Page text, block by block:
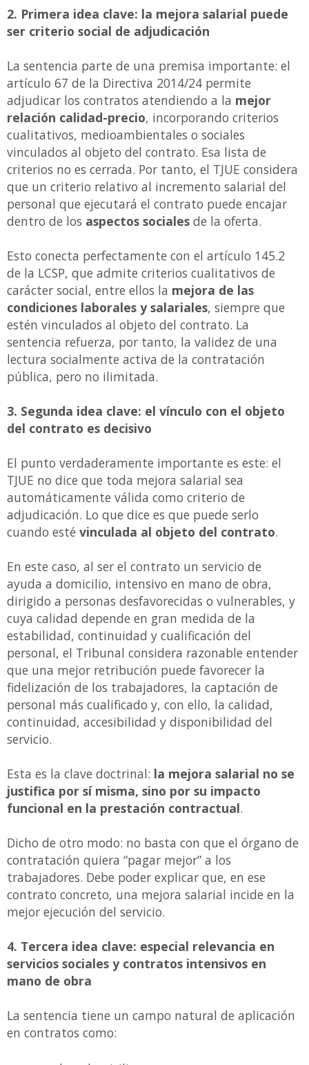
2. Primera idea clave: la mejora salarial puede
ser criterio social de adjudicación
La sentencia parte de una premisa importante: el
artículo 67 de la Directiva 2014/24 permite
adjudicar los contratos atendiendo a la mejor
relación calidad-precio, incorporando criterios
cualitativos, medioambientales o sociales
vinculados al objeto del contrato. Esa lista de
criterios no es cerrada. Por tanto, el TJUE considera
que un criterio relativo al incremento salarial del
personal que ejecutará el contrato puede encajar
dentro de los aspectos sociales de la oferta.
Esto conecta perfectamente con el artículo 145.2
de la LCSP, que admite criterios cualitativos de
carácter social, entre ellos la mejora de las
condiciones laborales y salariales, siempre que
estén vinculados al objeto del contrato. La
sentencia refuerza, por tanto, la validez de una
lectura socialmente activa de la contratación
pública, pero no ilimitada.
3. Segunda idea clave: el vínculo con el objeto
del contrato es decisivo
El punto verdaderamente importante es este: el
TJUE no dice que toda mejora salarial sea
automáticamente válida como criterio de
adjudicación. Lo que dice es que puede serlo
cuando esté vinculada al objeto del contrato.
En este caso, al ser el contrato un servicio de
ayuda a domicilio, intensivo en mano de obra,
dirigido a personas desfavorecidas o vulnerables, y
cuya calidad depende en gran medida de la
estabilidad, continuidad y cualificación del
personal, el Tribunal considera razonable entender
que una mejor retribución puede favorecer la
fidelización de los trabajadores, la captación de
personal más cualificado y, con ello, la calidad,
continuidad, accesibilidad y disponibilidad del
servicio.
Esta es la clave doctrinal: la mejora salarial no se
justifica por sí misma, sino por su impacto
funcional en la prestación contractual.
Dicho de otro modo: no basta con que el órgano de
contratación quiera “pagar mejor” a los
trabajadores. Debe poder explicar que, en ese
contrato concreto, una mejora salarial incide en la
mejor ejecución del servicio.
4. Tercera idea clave: especial relevancia en
servicios sociales y contratos intensivos en
mano de obra
La sentencia tiene un campo natural de aplicación
en contratos como: